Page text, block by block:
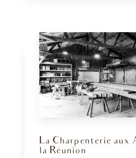
La Charpenterie aux
la Réunion